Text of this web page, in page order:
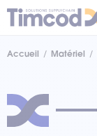
Accueil Matériel